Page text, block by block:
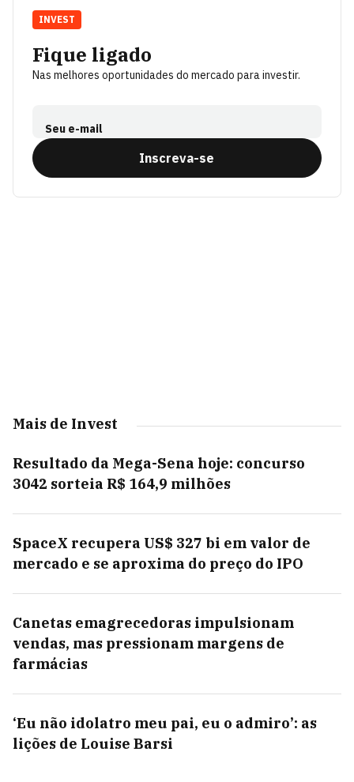
Fique ligado
Nas melhores oportunidades do mercado para investir.
Seu e-mail
Inscreva-se
INVEST
Mais de Invest
Resultado da Mega-Sena hoje: concurso
3042 sorteia R$ 164,9 milhões
SpaceX recupera US$ 327 bi em valor de
mercado e se aproxima do preço do IPO
Canetas emagrecedoras impulsionam
vendas, mas pressionam margens de
farmácias
‘Eu não idolatro meu pai, eu o admiro’: as
lições de Louise Barsi